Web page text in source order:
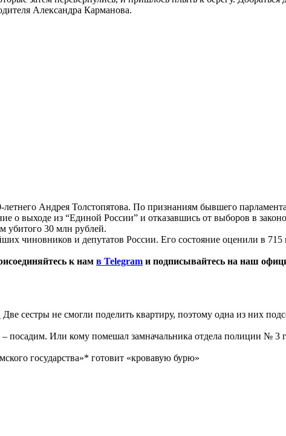
Александра Карманова.
летнего Андрея Толстопятова. По признаниям бывшего
о выходе из “Единой России” и отказавшись от выборов в
убитого 30 млн рублей.
чиновников и депутатов России. Его состояние оценили в
к нам в Telegram и подписывайтесь на наш
Две сестры не смогли поделить квартиру, поэтому одна из них
посадим. Или кому помешал замначальника отдела полиции № 3
государства»* готовит «кровавую бурю»